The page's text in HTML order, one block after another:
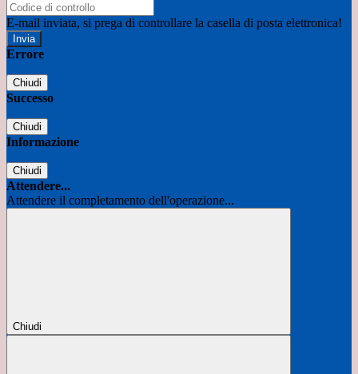
E-mail inviata, si prega di controllare la casella di posta elettronica!
Errore
Chiudi
Successo
Chiudi
Informazione
Chiudi
Attendere...
Attendere il completamento dell'operazione...
Chiudi